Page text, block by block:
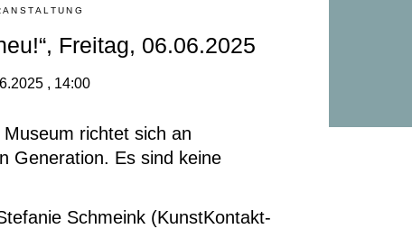
Freitag, 06.06.2025
, 14:00
richtet sich an
Generation. Es sind keine
Schmeink (KunstKontakt-